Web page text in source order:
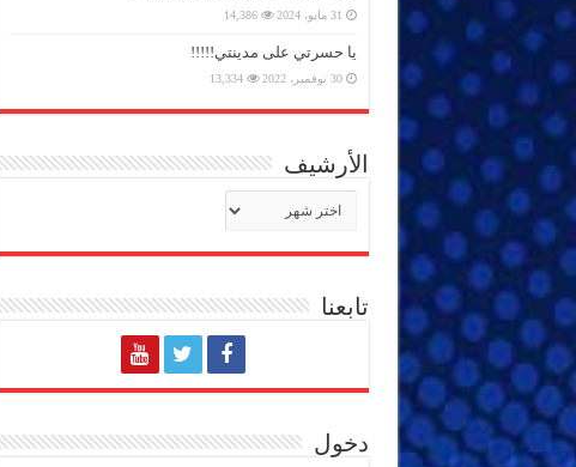
31 مايو، 2024 14,386
يا حسرتي على مدينتي!!!!!
30 نوفمبر، 2022 13,334
الأرشيف
تابعنا
دخول